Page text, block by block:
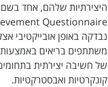
משתתפים בריאים
של חשיבה יצירתית
קונקרטיות ואבסטרקטיות.